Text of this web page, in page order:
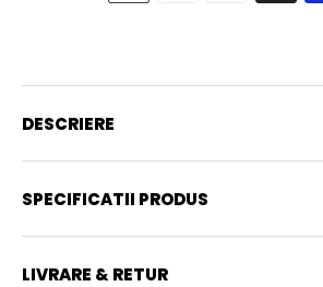
DESCRIERE
SPECIFICATII PRODUS
LIVRARE & RETUR